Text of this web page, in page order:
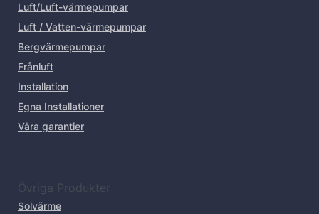
Luft/Luft-värmepumpar
Luft / Vatten-värmepumpar
Bergvärmepumpar
Frånluft
Installation
Egna Installationer
Våra garantier
Övriga Produkter
Solvärme